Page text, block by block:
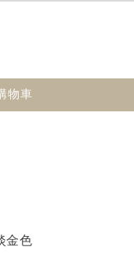
物車
金色